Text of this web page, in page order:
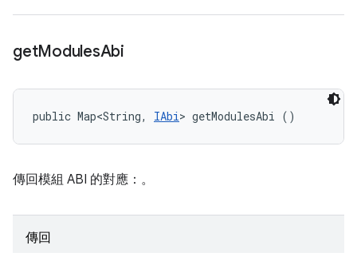
getModulesAbi
public Map<String, IAbi> getModulesAbi ()
傳回模組 ABI 的對應： 。
傳回